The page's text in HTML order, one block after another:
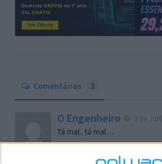
Comentários 3
O Engenheiro
Tá mal.. tá mal…